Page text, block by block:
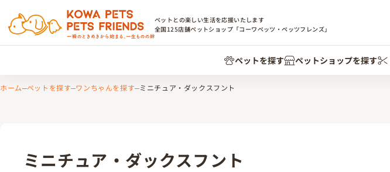
ペットとの楽しい生活を応援いたします
全国125店舗ペットショップ「コーワペッツ・ペッツフレンズ」
ペットを探す ペットショップを探す
ホーム ペットを探す ワンちゃんを探す ミニチュア・ダックスフント
ミニチュア・ダックスフント